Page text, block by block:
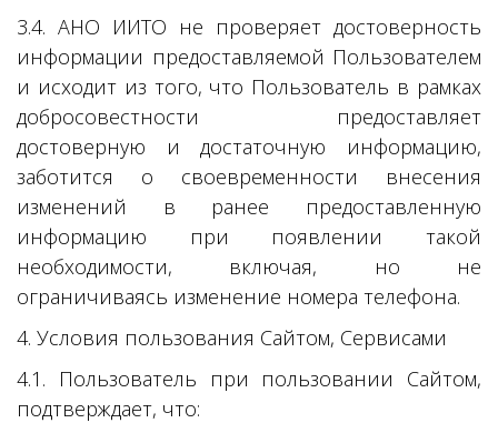
3.4. АНО ИИТО не проверяет достоверность
информации предоставляемой Пользователем
и исходит из того, что Пользователь в рамках
добросовестности предоставляет
достоверную и достаточную информацию,
заботится о своевременности внесения
изменений в ранее предоставленную
информацию при появлении такой
необходимости, включая, но не
ограничиваясь изменение номера телефона.
4. Условия пользования Сайтом, Сервисами
4.1. Пользователь при пользовании Сайтом,
подтверждает, что: